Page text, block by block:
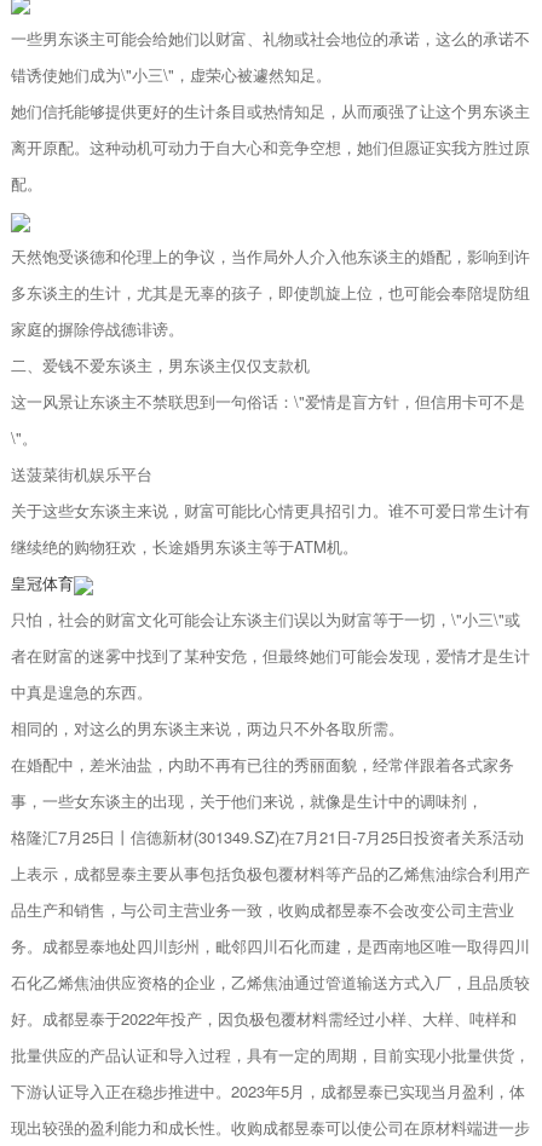
一些男东谈主可能会给她们以财富、礼物或社会地位的承诺，这么的承诺不
错诱使她们成为\"小三\"，虚荣心被遽然知足。
她们信托能够提供更好的生计条目或热情知足，从而顽强了让这个男东谈主
离开原配。这种动机可动力于自大心和竞争空想，她们但愿证实我方胜过原
配。
天然饱受谈德和伦理上的争议，当作局外人介入他东谈主的婚配，影响到许
多东谈主的生计，尤其是无辜的孩子，即使凯旋上位，也可能会奉陪堤防组
家庭的摒除停战德诽谤。
二、爱钱不爱东谈主，男东谈主仅仅支款机
这一风景让东谈主不禁联思到一句俗话：\"爱情是盲方针，但信用卡可不是
\"。
送菠菜街机娱乐平台
关于这些女东谈主来说，财富可能比心情更具招引力。谁不可爱日常生计有
继续绝的购物狂欢，长途婚男东谈主等于ATM机。
皇冠体育
只怕，社会的财富文化可能会让东谈主们误以为财富等于一切，\"小三\"或
者在财富的迷雾中找到了某种安危，但最终她们可能会发现，爱情才是生计
中真是遑急的东西。
相同的，对这么的男东谈主来说，两边只不外各取所需。
在婚配中，差米油盐，内助不再有已往的秀丽面貌，经常伴跟着各式家务
事，一些女东谈主的出现，关于他们来说，就像是生计中的调味剂，
格隆汇7月25日丨信德新材(301349.SZ)在7月21日-7月25日投资者关系活动
上表示，成都昱泰主要从事包括负极包覆材料等产品的乙烯焦油综合利用产
品生产和销售，与公司主营业务一致，收购成都昱泰不会改变公司主营业
务。成都昱泰地处四川彭州，毗邻四川石化而建，是西南地区唯一取得四川
石化乙烯焦油供应资格的企业，乙烯焦油通过管道输送方式入厂，且品质较
好。成都昱泰于2022年投产，因负极包覆材料需经过小样、大样、吨样和
批量供应的产品认证和导入过程，具有一定的周期，目前实现小批量供货，
下游认证导入正在稳步推进中。2023年5月，成都昱泰已实现当月盈利，体
现出较强的盈利能力和成长性。收购成都昱泰可以使公司在原材料端进一步